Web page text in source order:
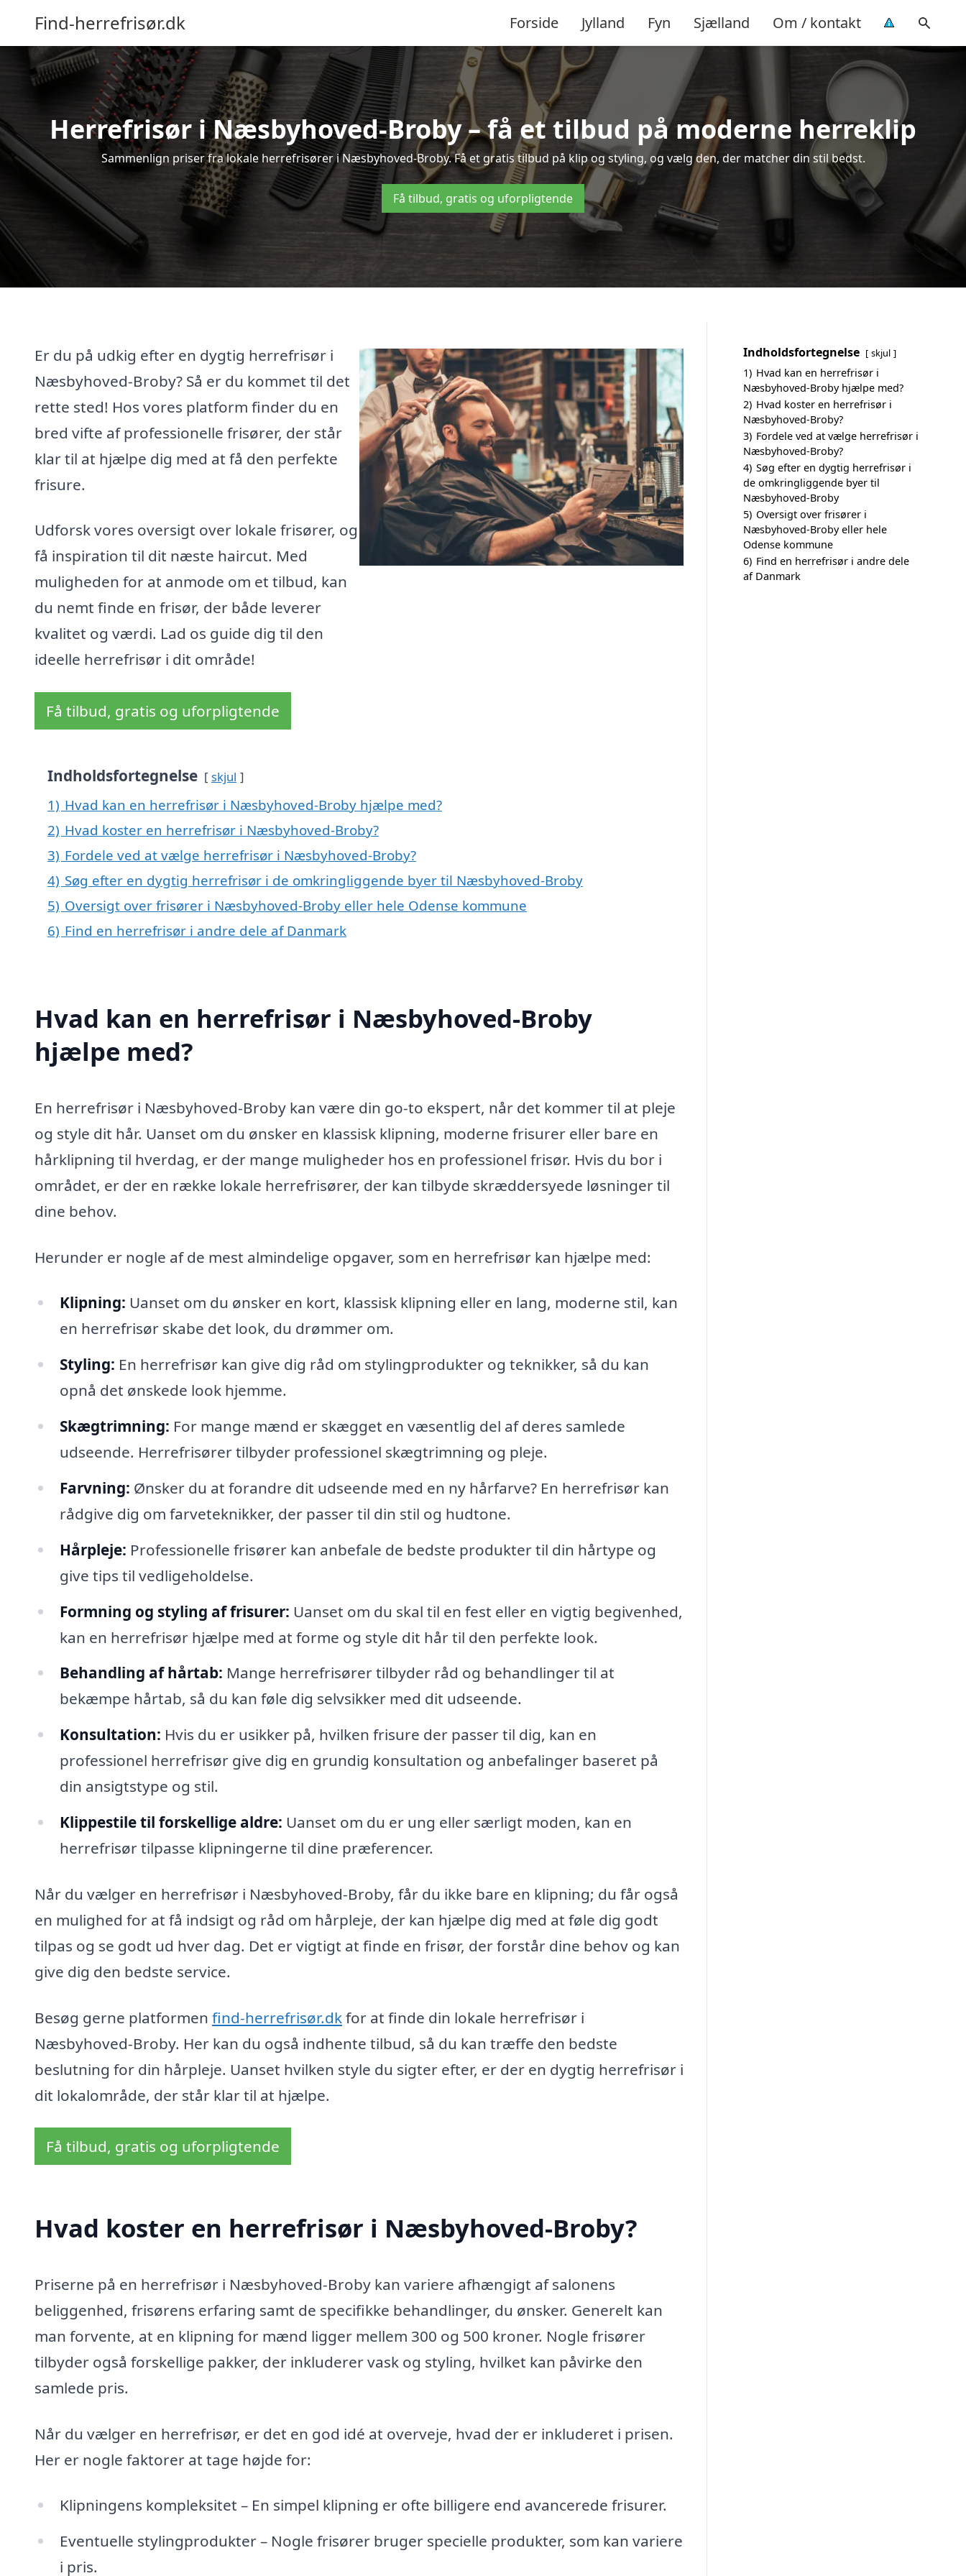
Find-herrefrisør.dk Forside Jylland Fyn Sjælland Om / kontakt
Herrefrisør i Næsbyhoved-Broby – få et tilbud på moderne herreklip
Sammenlign priser fra lokale herrefrisører i Næsbyhoved-Broby. Få et gratis tilbud på klip og styling, og vælg den, der matcher din stil bedst.
Få tilbud, gratis og uforpligtende
Er du på udkig efter en dygtig herrefrisør i
Næsbyhoved-Broby? Så er du kommet til det
rette sted! Hos vores platform finder du en
bred vifte af professionelle frisører, der står
klar til at hjælpe dig med at få den perfekte
frisure.
Udforsk vores oversigt over lokale frisører, og
få inspiration til dit næste haircut. Med
muligheden for at anmode om et tilbud, kan
du nemt finde en frisør, der både leverer
kvalitet og værdi. Lad os guide dig til den
ideelle herrefrisør i dit område!
Få tilbud, gratis og uforpligtende
Indholdsfortegnelse skjul
1) Hvad kan en herrefrisør i Næsbyhoved-Broby hjælpe med?
2) Hvad koster en herrefrisør i Næsbyhoved-Broby?
3) Fordele ved at vælge herrefrisør i Næsbyhoved-Broby?
4) Søg efter en dygtig herrefrisør i de omkringliggende byer til Næsbyhoved-Broby
5) Oversigt over frisører i Næsbyhoved-Broby eller hele Odense kommune
6) Find en herrefrisør i andre dele af Danmark
Hvad kan en herrefrisør i Næsbyhoved-Broby
hjælpe med?
En herrefrisør i Næsbyhoved-Broby kan være din go-to ekspert, når det kommer til at pleje
og style dit hår. Uanset om du ønsker en klassisk klipning, moderne frisurer eller bare en
hårklipning til hverdag, er der mange muligheder hos en professionel frisør. Hvis du bor i
området, er der en række lokale herrefrisører, der kan tilbyde skræddersyede løsninger til
dine behov.
Herunder er nogle af de mest almindelige opgaver, som en herrefrisør kan hjælpe med:
Klipning: Uanset om du ønsker en kort, klassisk klipning eller en lang, moderne stil, kan
en herrefrisør skabe det look, du drømmer om.
Styling: En herrefrisør kan give dig råd om stylingprodukter og teknikker, så du kan
opnå det ønskede look hjemme.
Skægtrimning: For mange mænd er skægget en væsentlig del af deres samlede
udseende. Herrefrisører tilbyder professionel skægtrimning og pleje.
Farvning: Ønsker du at forandre dit udseende med en ny hårfarve? En herrefrisør kan
rådgive dig om farveteknikker, der passer til din stil og hudtone.
Hårpleje: Professionelle frisører kan anbefale de bedste produkter til din hårtype og
give tips til vedligeholdelse.
Formning og styling af frisurer: Uanset om du skal til en fest eller en vigtig begivenhed,
kan en herrefrisør hjælpe med at forme og style dit hår til den perfekte look.
Behandling af hårtab: Mange herrefrisører tilbyder råd og behandlinger til at
bekæmpe hårtab, så du kan føle dig selvsikker med dit udseende.
Konsultation: Hvis du er usikker på, hvilken frisure der passer til dig, kan en
professionel herrefrisør give dig en grundig konsultation og anbefalinger baseret på
din ansigtstype og stil.
Klippestile til forskellige aldre: Uanset om du er ung eller særligt moden, kan en
herrefrisør tilpasse klipningerne til dine præferencer.
Når du vælger en herrefrisør i Næsbyhoved-Broby, får du ikke bare en klipning; du får også
en mulighed for at få indsigt og råd om hårpleje, der kan hjælpe dig med at føle dig godt
tilpas og se godt ud hver dag. Det er vigtigt at finde en frisør, der forstår dine behov og kan
give dig den bedste service.
Besøg gerne platformen find-herrefrisør.dkfor at finde din lokale herrefrisør i
Næsbyhoved-Broby. Her kan du også indhente tilbud, så du kan træffe den bedste
beslutning for din hårpleje. Uanset hvilken style du sigter efter, er der en dygtig herrefrisør i
dit lokalområde, der står klar til at hjælpe.
Få tilbud, gratis og uforpligtende
Hvad koster en herrefrisør i Næsbyhoved-Broby?
Priserne på en herrefrisør i Næsbyhoved-Broby kan variere afhængigt af salonens
beliggenhed, frisørens erfaring samt de specifikke behandlinger, du ønsker. Generelt kan
man forvente, at en klipning for mænd ligger mellem 300 og 500 kroner. Nogle frisører
tilbyder også forskellige pakker, der inkluderer vask og styling, hvilket kan påvirke den
samlede pris.
Når du vælger en herrefrisør, er det en god idé at overveje, hvad der er inkluderet i prisen.
Her er nogle faktorer at tage højde for:
Klipningens kompleksitet – En simpel klipning er ofte billigere end avancerede frisurer.
Eventuelle stylingprodukter – Nogle frisører bruger specielle produkter, som kan variere
i pris.
Indholdsfortegnelse skjul
1) Hvad kan en herrefrisør i
Næsbyhoved-Broby hjælpe med?
2) Hvad koster en herrefrisør i
Næsbyhoved-Broby?
3) Fordele ved at vælge herrefrisør i
Næsbyhoved-Broby?
4) Søg efter en dygtig herrefrisør i
de omkringliggende byer til
Næsbyhoved-Broby
5) Oversigt over frisører i
Næsbyhoved-Broby eller hele
Odense kommune
6) Find en herrefrisør i andre dele
af Danmark